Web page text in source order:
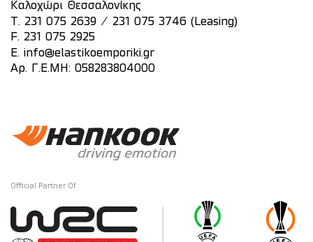
Καλοχώρι Θεσσαλονίκης
T. 231 075 2639 / 231 075 3746 (Leasing)
F. 231 075 2925
E. info@elastikoemporiki.gr
Αρ. Γ.Ε.ΜΗ: 058283804000
Official Partner Of